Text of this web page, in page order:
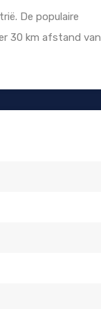
De populaire
30 km afstand van